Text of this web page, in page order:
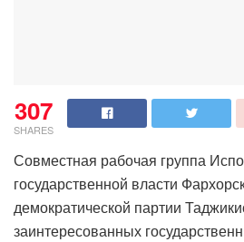
307
SHARES
Совместная рабочая группа
государственной власти
демократической партии
заинтересованных